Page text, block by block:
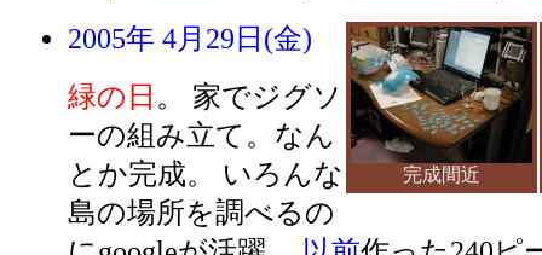
2005年 4月29日(金)
完成間近
緑の日 。 家でジグソ
ーの組み立て。なん
とか完成。 いろんな
島の場所を調べるの